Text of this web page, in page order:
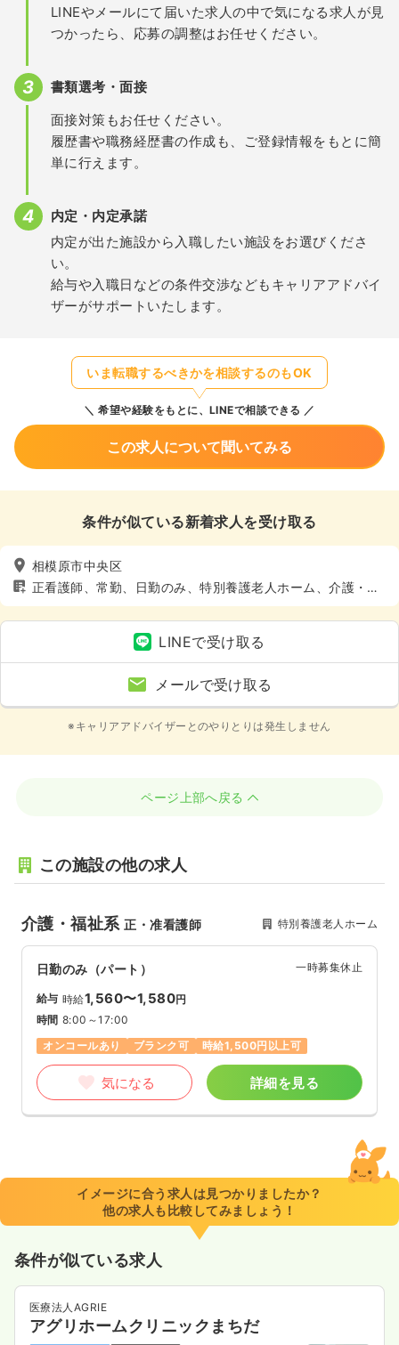
LINEやメールにて届いた求人の中で気になる求人が見
つかったら、応募の調整はお任せください。
書類選考・面接
面接対策もお任せください。
履歴書や職務経歴書の作成も、ご登録情報をもとに簡
単に行えます。
内定・内定承諾
内定が出た施設から入職したい施設をお選びくださ
い。
給与や入職日などの条件交渉などもキャリアアドバイ
ザーがサポートいたします。
いま転職するべきかを相談するのもOK
希望や経験をもとに、LINEで相談できる
この求人について聞いてみる
条件が似ている新着求人を受け取る
相模原市中央区
正看護師、常勤、日勤のみ、特別養護老人ホーム、介護・福
祉系
LINEで受け取る
メールで受け取る
※キャリアアドバイザーとのやりとりは発生しません
ページ上部へ戻る
この施設の他の求人
介護・福祉系正・准看護師 特別養護老人ホーム
日勤のみ（パート） 一時募集休止
給与 時給1,560〜1,580円
時間 8:00～17:00
オンコールあり
ブランク可 時給1,500円以上可
気になる 詳細を見る
イメージに合う求人は見つかりましたか？
他の求人も比較してみましょう！
条件が似ている求人
医療法人AGRIE
アグリホームクリニックまちだ